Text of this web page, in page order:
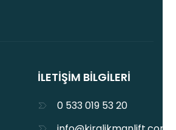
İLETIŞIM BILGILERI
0 533 019 53 20